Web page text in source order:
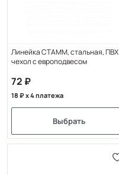
Линейка СТАММ, стальная, ПВХ
чехол с европодвесом
72
18 x 4 платежа
Выбрать